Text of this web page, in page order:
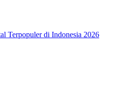
Terpopuler di Indonesia 2026